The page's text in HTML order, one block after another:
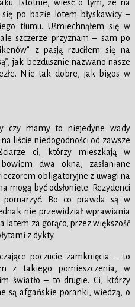
Istotnie, wieść o tym, że na
się po bazie lotem błyskawicy –
tłumu. Uśmiechnąłem się w
szczerze przyznam – sam po
z pasją rzuciłem się na
jak bezdusznie nazwano nasze
Nie tak dobre, jak bigos w
czy mamy to niejedyne wady
liście niedogodności od zawsze
ci, którzy mieszkają w
dwa okna, zasłaniane
obligatoryjne z uwagi na
mogą być odsłonięte. Rezydenci
Bo co prawda są w
nie przewidział wprawiania
latem za gorąco, przez większość
z dykty.
poczucie zamknięcia – to
z takiego pomieszczenia, w
światło – to drugie. Ci, którzy
są afgańskie poranki, wiedzą, o